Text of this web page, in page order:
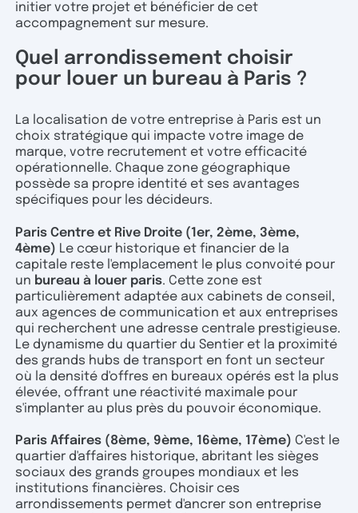
initier votre projet et bénéficier de cet
accompagnement sur mesure.
Quel arrondissement choisir
pour louer un bureau à Paris ?
La localisation de votre entreprise à Paris est un
choix stratégique qui impacte votre image de
marque, votre recrutement et votre efficacité
opérationnelle. Chaque zone géographique
possède sa propre identité et ses avantages
spécifiques pour les décideurs.
Paris Centre et Rive Droite (1er, 2ème, 3ème,
4ème) Le cœur historique et financier de la
capitale reste l'emplacement le plus convoité pour
un bureau à louer paris. Cette zone est
particulièrement adaptée aux cabinets de conseil,
aux agences de communication et aux entreprises
qui recherchent une adresse centrale prestigieuse.
Le dynamisme du quartier du Sentier et la proximité
des grands hubs de transport en font un secteur
où la densité d'offres en bureaux opérés est la plus
élevée, offrant une réactivité maximale pour
s'implanter au plus près du pouvoir économique.
Paris Affaires (8ème, 9ème, 16ème, 17ème) C'est le
quartier d'affaires historique, abritant les sièges
sociaux des grands groupes mondiaux et les
institutions financières. Choisir ces
arrondissements permet d'ancrer son entreprise